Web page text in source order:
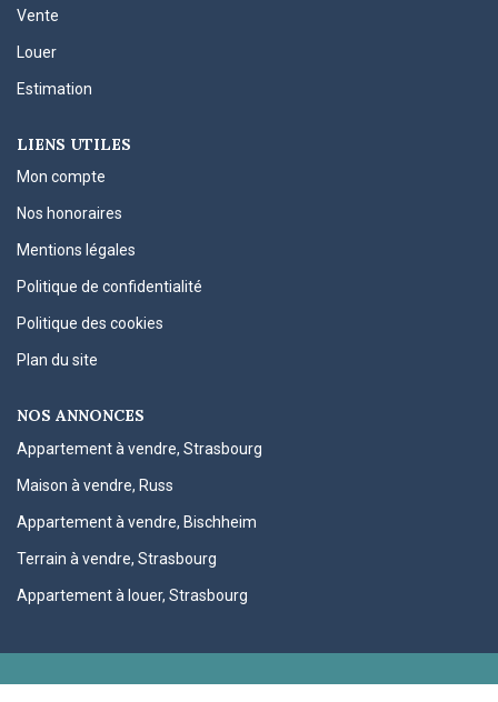
Vente
Louer
Estimation
LIENS UTILES
Mon compte
Nos honoraires
Mentions légales
Politique de confidentialité
Politique des cookies
Plan du site
NOS ANNONCES
Appartement à vendre, Strasbourg
Maison à vendre, Russ
Appartement à vendre, Bischheim
Terrain à vendre, Strasbourg
Appartement à louer, Strasbourg